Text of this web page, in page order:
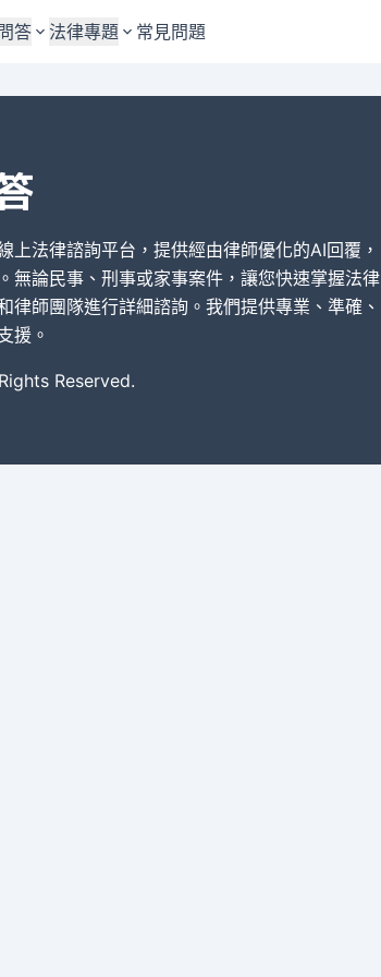
答
護權
權
案件
類型
法律專題
婚姻與監護權
債務與債權
刑事犯罪案件
其他案件類型
常見問題
上法律諮詢平台，提供經由律師優化的AI回覆，
無論民事、刑事或家事案件，讓您快速掌握法律
律師團隊進行詳細諮詢。我們提供專業、準確、
援。
Reserved.